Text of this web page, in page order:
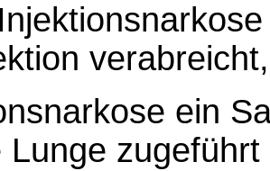
ein
Lunge zugeführt